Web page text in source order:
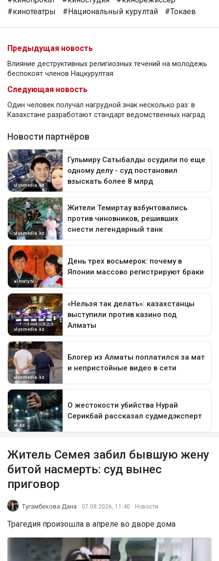
#кинотеатры
#Национальный курултай #Токаев
Предыдущая новость
Влияние деструктивных религиозных течений на молодежь
беспокоят членов Нацкурултая
Следующая новость
Один человек получал нагрудной знак несколько раз: в
Казахстане разработают стандарт ведомственных наград
Житель Семея забил бывшую жену
битой насмерть: суд вынес
приговор
Тугамбекова Дана 07.08.2026, 11:40 Новости
Трагедия произошла в апреле во дворе дома